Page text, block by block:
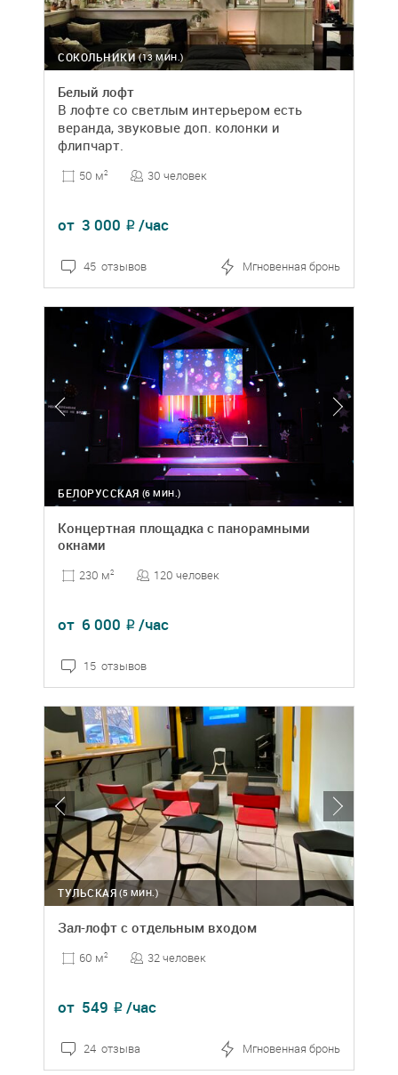
(13 МИН.)
СОКОЛЬНИКИ
Белый лофт
В лофте со светлым интерьером есть
веранда, звуковые доп. колонки и
флипчарт.
50 м2 30 человек
от 3 000 ₽ /час
45 отзывов Мгновенная бронь
(6 МИН.)
БЕЛОРУССКАЯ
Концертная площадка с панорамными
окнами
230 м2 120 человек
от 6 000 ₽ /час
15 отзывов
(5 МИН.)
ТУЛЬСКАЯ
Зал-лофт с отдельным входом
60 м2 32 человек
от 549 ₽ /час
24 отзыва Мгновенная бронь